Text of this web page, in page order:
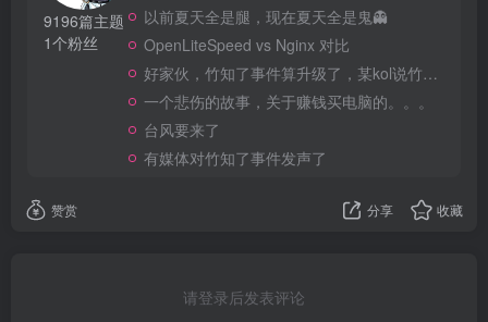
9196篇主题
1个粉丝
以前夏天全是腿，现在夏天全是鬼👻
OpenLiteSpeed vs Nginx 对比
好家伙，竹知了事件算升级了，某kol说竹知了是日本玩具
一个悲伤的故事，关于赚钱买电脑的。。。
台风要来了
有媒体对竹知了事件发声了
赞赏 分享 收藏
请登录后发表评论